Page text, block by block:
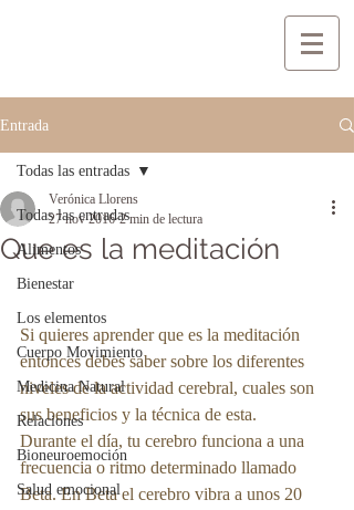
Entrada
Todas las entradas
Alimentos
Bienestar
Los elementos
Cuerpo Movimiento
Medicina Natural
Relaciones
Bioneuroemoción
Salud emocional
Todas las entradas
Que es la meditación
Verónica Llorens
27 nov 2016 2 min de lectura
Si quieres aprender que es la meditación
entonces debes saber sobre los diferentes
niveles de la actividad cerebral, cuales son
sus beneficios y la técnica de esta.
Durante el día, tu cerebro funciona a una
frecuencia o ritmo determinado llamado
Beta. En Beta el cerebro vibra a unos 20